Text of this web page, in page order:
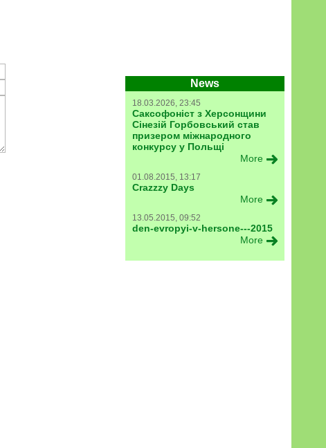
News
18.03.2026, 23:45
Саксофоніст з Херсонщини
Сінезій Горбовський став
призером міжнародного
конкурсу у Польщі
More
01.08.2015, 13:17
Crazzzy Days
More
13.05.2015, 09:52
den-evropyi-v-hersone---2015
More